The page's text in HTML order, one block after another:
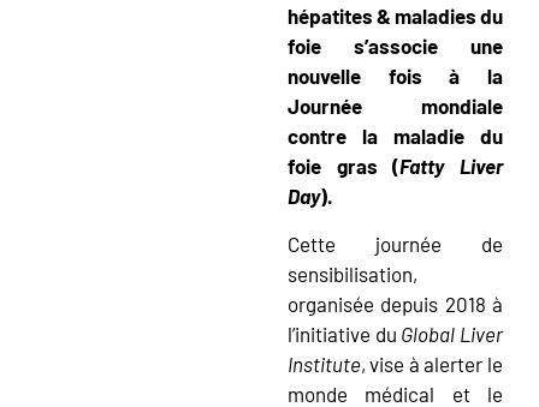
hépatites & maladies du
foie s’associe une
nouvelle fois à la
Journée mondiale
contre la maladie du
foie gras (Fatty Liver
Day).
Cette journée de
sensibilisation,
organisée depuis 2018 à
l’initiative du Global Liver
Institute, vise à alerter le
monde médical et le